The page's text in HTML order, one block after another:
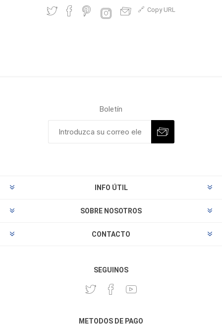
Copy URL
Boletín
INFO ÚTIL
SOBRE NOSOTROS
CONTACTO
SEGUINOS
METODOS DE PAGO